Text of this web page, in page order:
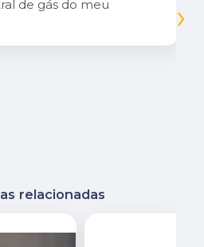
de gás do meu
›
relacionadas